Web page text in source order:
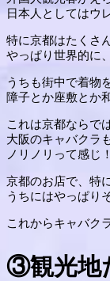
日本人としてはウ
特に京都はたくさ
やっぱり世界的に
うちも街中で着物
障子とか座敷とか
これは京都ならで
大阪のキャバクラ
ノリノリって感じ！
京都のお店で、特
うちにはやっぱり
これからキャバク
③観光地